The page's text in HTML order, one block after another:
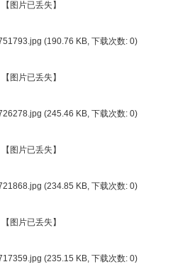
【图片已丢失】
(190.76 KB, 下载次数: 0)
【图片已丢失】
(245.46 KB, 下载次数: 0)
【图片已丢失】
(234.85 KB, 下载次数: 0)
【图片已丢失】
(235.15 KB, 下载次数: 0)